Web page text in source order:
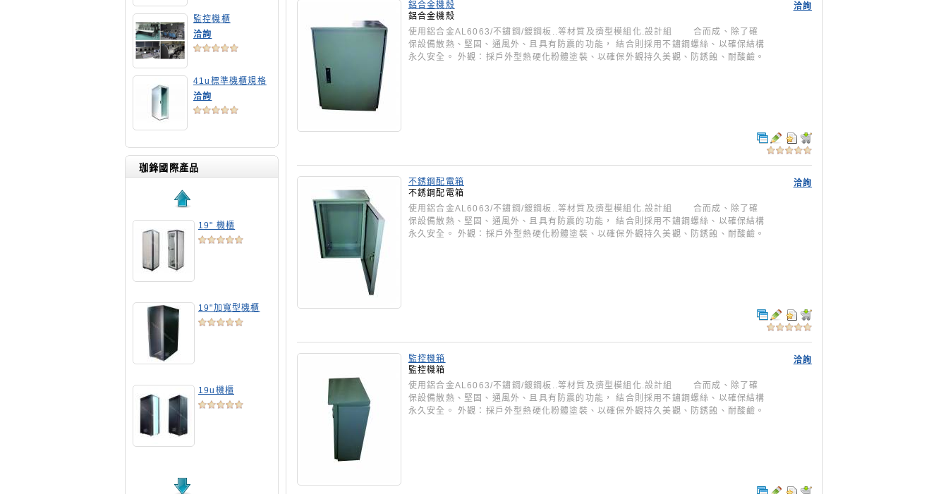
監控機櫃
洽詢
41u標準機櫃規格
洽詢
珈鋒國際產品
19" 機櫃
19"加寬型機櫃
19u機櫃
洽詢
鋁合金機殼
鋁合金機殼
使用鋁合金AL6063/不鏽鋼/鍍鋼板..等材質及擠型模組化.設計組 合而成、除了確
保設備散熱、堅固、通風外、且具有防震的功能， 結合則採用不鏽鋼螺絲、以確保結構
永久安全。 外觀：採戶外型熱硬化粉體塗裝、以確保外觀持久美觀、防銹蝕、耐酸鹼。
洽詢
不銹鋼配電箱
不銹鋼配電箱
使用鋁合金AL6063/不鏽鋼/鍍鋼板..等材質及擠型模組化.設計組 合而成、除了確
保設備散熱、堅固、通風外、且具有防震的功能， 結合則採用不鏽鋼螺絲、以確保結構
永久安全。 外觀：採戶外型熱硬化粉體塗裝、以確保外觀持久美觀、防銹蝕、耐酸鹼。
洽詢
監控機箱
監控機箱
使用鋁合金AL6063/不鏽鋼/鍍鋼板..等材質及擠型模組化.設計組 合而成、除了確
保設備散熱、堅固、通風外、且具有防震的功能， 結合則採用不鏽鋼螺絲、以確保結構
永久安全。 外觀：採戶外型熱硬化粉體塗裝、以確保外觀持久美觀、防銹蝕、耐酸鹼。